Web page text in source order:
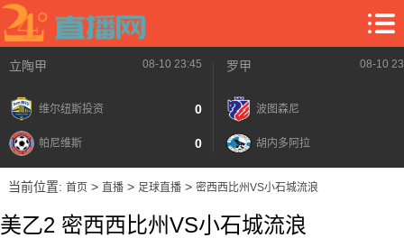
立陶甲 08-10 23:45
维尔纽斯投资 0
帕尼维斯 0
罗甲 08-10
波图森尼
胡内多阿拉
当前位置: 首页> 直播> 足球直播> 密西西比州VS小石城流浪
美乙2 密西西比州VS小石城流浪